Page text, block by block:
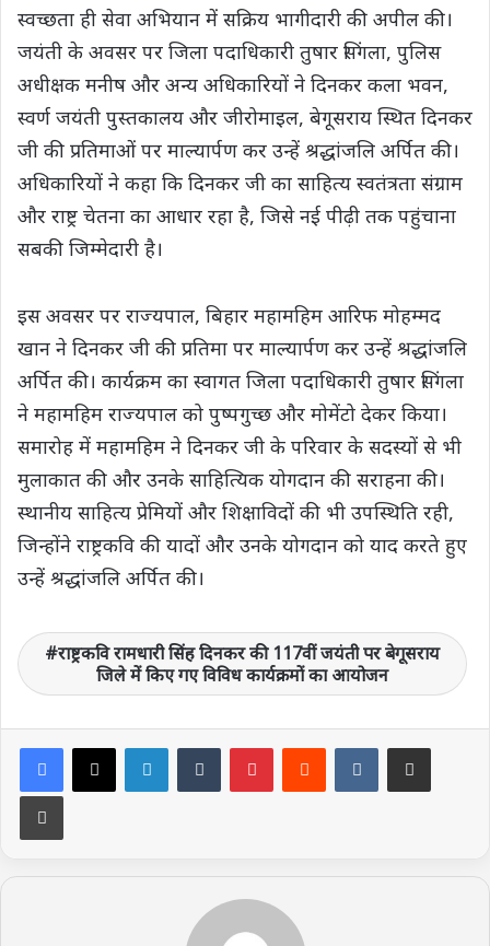
स्वच्छता ही सेवा अभियान में सक्रिय भागीदारी की अपील की।
जयंती के अवसर पर जिला पदाधिकारी तुषार सिंगला, पुलिस
अधीक्षक मनीष और अन्य अधिकारियों ने दिनकर कला भवन,
स्वर्ण जयंती पुस्तकालय और जीरोमाइल, बेगूसराय स्थित दिनकर
जी की प्रतिमाओं पर माल्यार्पण कर उन्हें श्रद्धांजलि अर्पित की।
अधिकारियों ने कहा कि दिनकर जी का साहित्य स्वतंत्रता संग्राम
और राष्ट्र चेतना का आधार रहा है, जिसे नई पीढ़ी तक पहुंचाना
सबकी जिम्मेदारी है।
इस अवसर पर राज्यपाल, बिहार महामहिम आरिफ मोहम्मद
खान ने दिनकर जी की प्रतिमा पर माल्यार्पण कर उन्हें श्रद्धांजलि
अर्पित की। कार्यक्रम का स्वागत जिला पदाधिकारी तुषार सिंगला
ने महामहिम राज्यपाल को पुष्पगुच्छ और मोमेंटो देकर किया।
समारोह में महामहिम ने दिनकर जी के परिवार के सदस्यों से भी
मुलाकात की और उनके साहित्यिक योगदान की सराहना की।
स्थानीय साहित्य प्रेमियों और शिक्षाविदों की भी उपस्थिति रही,
जिन्होंने राष्ट्रकवि की यादों और उनके योगदान को याद करते हुए
उन्हें श्रद्धांजलि अर्पित की।
राष्ट्रकवि रामधारी सिंह दिनकर की 117वीं जयंती पर बेगूसराय
जिले में किए गए विविध कार्यक्रमों का आयोजन
LinkedInTumblrPinterestRedditVKontakte
Share via Email
Print